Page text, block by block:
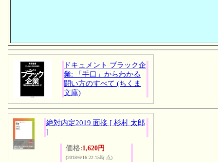
ドキュメント ブラック企
業: 「手口」からわかる
闘い方のすべて (ちくま
文庫)
絶対内定2019 面接 [ 杉村 太郎
]
価格:1,620円
(2018/6/16 22:15時 点)